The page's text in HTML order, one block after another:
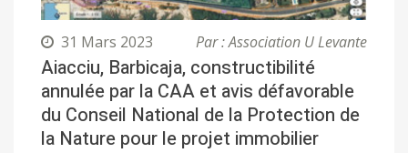
31 Mars 2023 Par : Association U Levante
Aiacciu, Barbicaja, constructibilité
annulée par la CAA et avis défavorable
du Conseil National de la Protection de
la Nature pour le projet immobilier